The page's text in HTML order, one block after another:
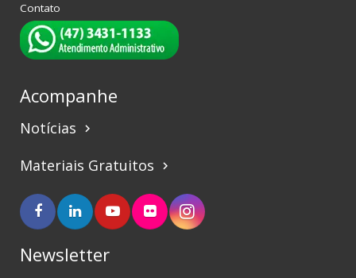
Contato
Acompanhe
Notícias keyboard_arrow_right
Materiais Gratuitos keyboard_arrow_right
Newsletter